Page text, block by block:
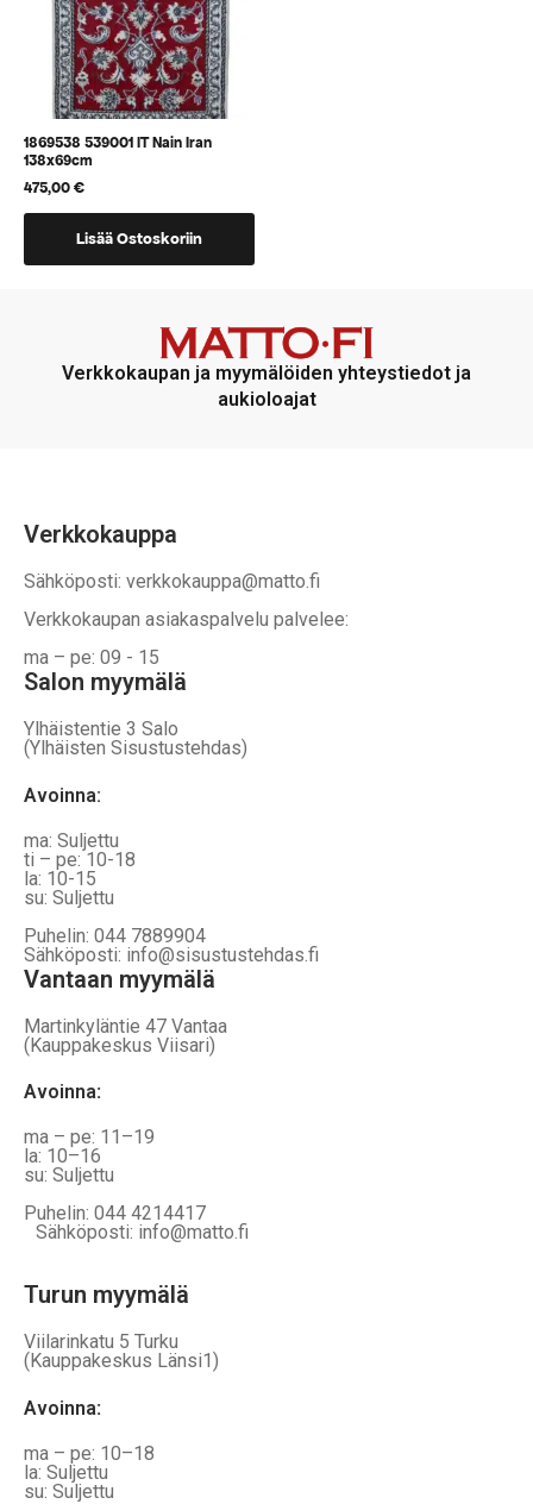
1869538 539001 IT Nain Iran
138x69cm
475,00€
Lisää Ostoskoriin
Verkkokaupan ja myymälöiden yhteystiedot ja
aukioloajat
Verkkokauppa
Sähköposti: verkkokauppa@matto.fi
Verkkokaupan asiakaspalvelu palvelee:
ma – pe: 09 - 15
Salon myymälä
Ylhäistentie 3 Salo
(Ylhäisten Sisustustehdas)
Avoinna:
ma: Suljettu
ti – pe: 10-18
la: 10-15
su: Suljettu
Puhelin: 044 7889904
Sähköposti: info@sisustustehdas.fi
Vantaan myymälä
Martinkyläntie 47 Vantaa
(Kauppakeskus Viisari)
Avoinna:
ma – pe: 11–19
la: 10–16
su: Suljettu
Puhelin: 044 4214417
Sähköposti: info@matto.fi
Turun myymälä
Viilarinkatu 5 Turku
(Kauppakeskus Länsi1)
Avoinna:
ma – pe: 10–18
la: Suljettu
su: Suljettu